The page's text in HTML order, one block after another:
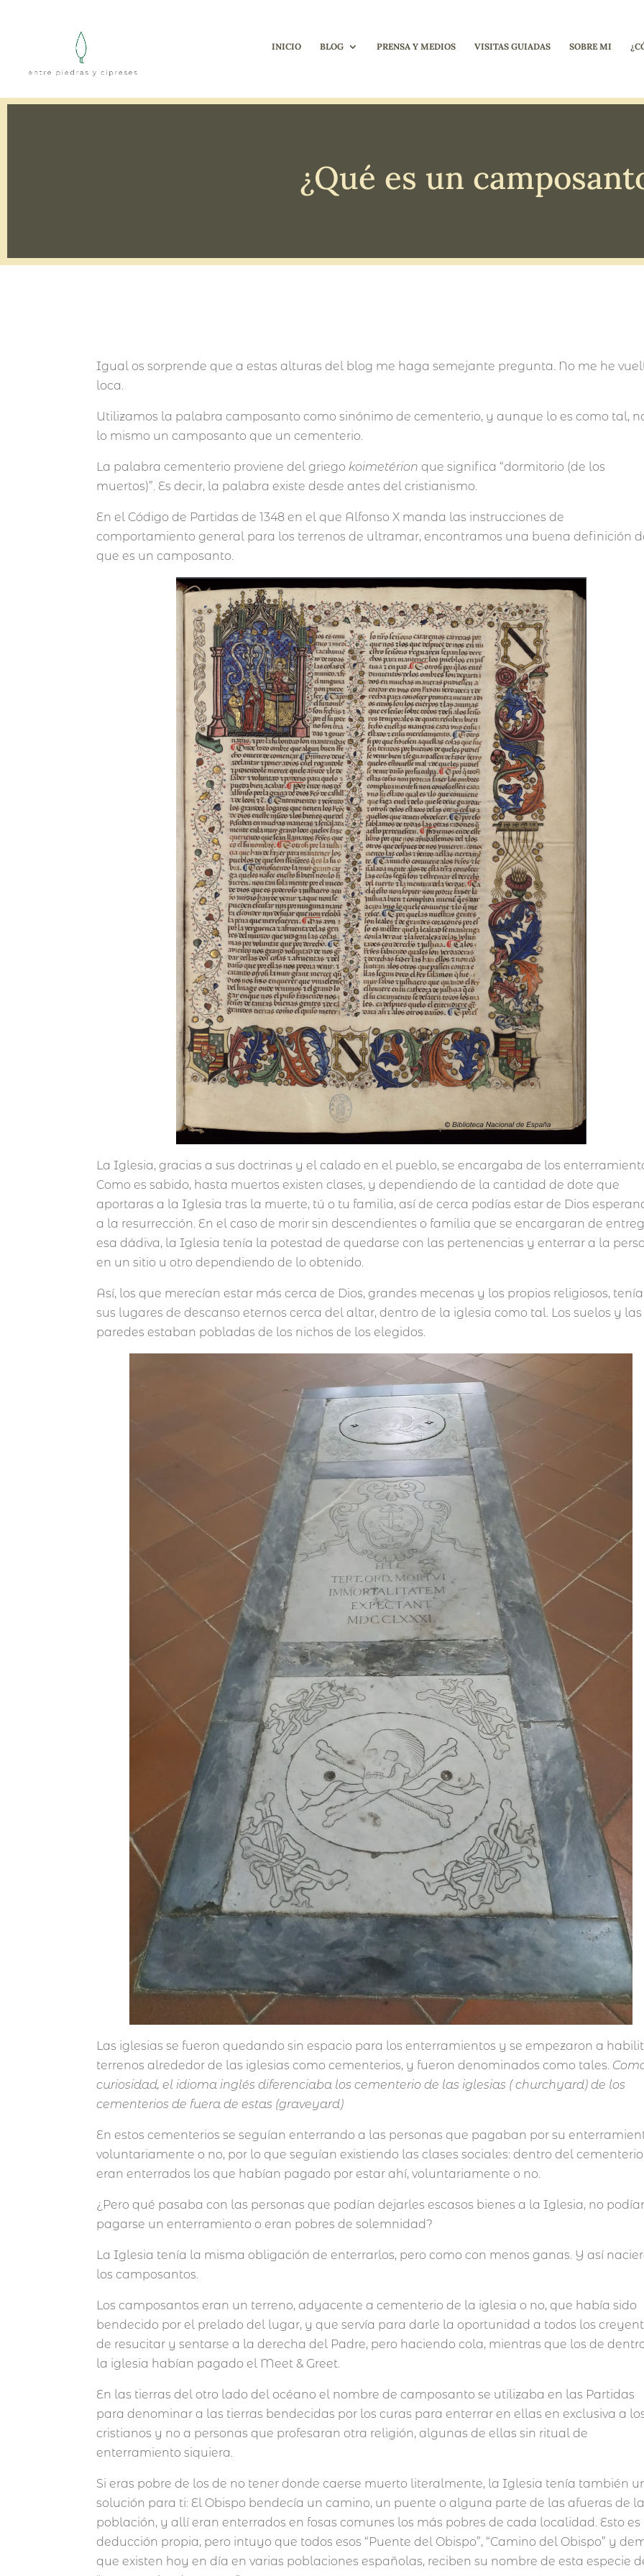
INICIO BLOG PRENSA Y MEDIOS VISITAS GUIADAS SOBRE MI
¿Qué es un
Igual os sorprende que a estas alturas del blog me haga semejante pregunta. No me he
loca.
Utilizamos la palabra camposanto como sinónimo de cementerio, y aunque lo es como tal,
lo mismo un camposanto que un cementerio.
La palabra cementerio proviene del griego koimetérion que significa “dormitorio (de los
muertos)”. Es decir, la palabra existe desde antes del cristianismo.
En el Código de Partidas de 1348 en el que Alfonso X manda las instrucciones de
comportamiento general para los terrenos de ultramar, encontramos una buena definición
que es un camposanto.
La Iglesia, gracias a sus doctrinas y el calado en el pueblo, se encargaba de los
Como es sabido, hasta muertos existen clases, y dependiendo de la cantidad de dote que
aportaras a la Iglesia tras la muerte, tú o tu familia, así de cerca podías estar de Dios
a la resurrección. En el caso de morir sin descendientes o familia que se encargaran de
esa dádiva, la Iglesia tenía la potestad de quedarse con las pertenencias y enterrar a la
en un sitio u otro dependiendo de lo obtenido.
Así, los que merecían estar más cerca de Dios, grandes mecenas y los propios religiosos,
sus lugares de descanso eternos cerca del altar, dentro de la iglesia como tal. Los suelos y las
paredes estaban pobladas de los nichos de los elegidos.
Las iglesias se fueron quedando sin espacio para los enterramientos y se empezaron a
terrenos alrededor de las iglesias como cementerios, y fueron denominados como tales.
curiosidad, el idioma inglés diferenciaba los cementerio de las iglesias ( churchyard) de los
cementerios de fuera de estas (graveyard)
En estos cementerios se seguían enterrando a las personas que pagaban por su
voluntariamente o no, por lo que seguían existiendo las clases sociales: dentro del cementerio
eran enterrados los que habían pagado por estar ahí, voluntariamente o no.
¿Pero qué pasaba con las personas que podían dejarles escasos bienes a la Iglesia, no
pagarse un enterramiento o eran pobres de solemnidad?
La Iglesia tenía la misma obligación de enterrarlos, pero como con menos ganas. Y así
los camposantos.
Los camposantos eran un terreno, adyacente a cementerio de la iglesia o no, que había sido
bendecido por el prelado del lugar, y que servía para darle la oportunidad a todos los
de resucitar y sentarse a la derecha del Padre, pero haciendo cola, mientras que los de
la iglesia habían pagado el Meet & Greet.
En las tierras del otro lado del océano el nombre de camposanto se utilizaba en las Partidas
para denominar a las tierras bendecidas por los curas para enterrar en ellas en exclusiva a
cristianos y no a personas que profesaran otra religión, algunas de ellas sin ritual de
enterramiento siquiera.
Si eras pobre de los de no tener donde caerse muerto literalmente, la Iglesia tenía también
solución para ti: El Obispo bendecía un camino, un puente o alguna parte de las afueras de la
población, y allí eran enterrados en fosas comunes los más pobres de cada localidad. Esto es
deducción propia, pero intuyo que todos esos “Puente del Obispo”, “Camino del Obispo” y
que existen hoy en día en varias poblaciones españolas, reciben su nombre de esta especie